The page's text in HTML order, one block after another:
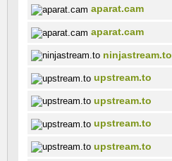
aparat.cam
aparat.cam
ninjastream.to
upstream.to
upstream.to
upstream.to
upstream.to